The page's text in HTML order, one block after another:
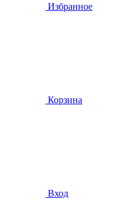
Избранное
Корзина
Вход